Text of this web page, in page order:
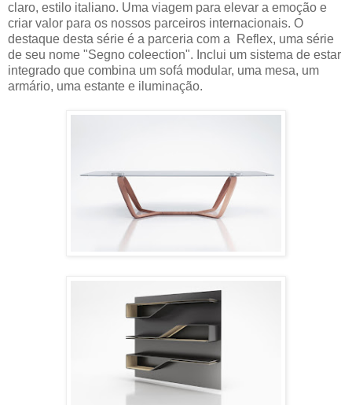
claro, estilo italiano. Uma viagem para elevar a emoção e
criar valor para os nossos parceiros internacionais. O
destaque desta série é a parceria com a Reflex, uma série
de seu nome "Segno coleection". Inclui um sistema de estar
integrado que combina um sofá modular, uma mesa, um
armário, uma estante e iluminação.